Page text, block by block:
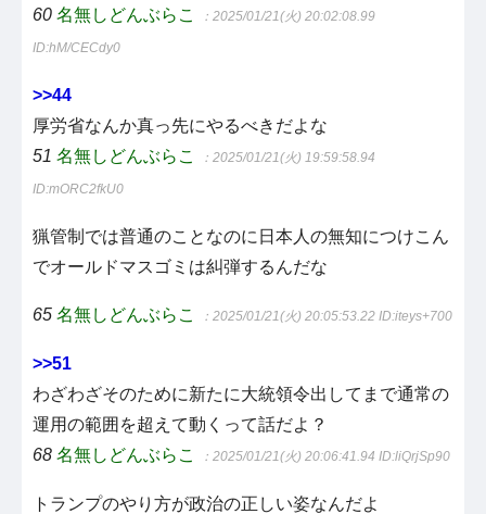
60 名無しどんぶらこ ：2025/01/21(火) 20:02:08.99
ID:hM/CECdy0
>>44
厚労省なんか真っ先にやるべきだよな
51 名無しどんぶらこ ：2025/01/21(火) 19:59:58.94
ID:mORC2fkU0
猟管制では普通のことなのに日本人の無知につけこん
でオールドマスゴミは糾弾するんだな
65 名無しどんぶらこ ：2025/01/21(火) 20:05:53.22 ID:iteys+700
>>51
わざわざそのために新たに大統領令出してまで通常の
運用の範囲を超えて動くって話だよ？
68 名無しどんぶらこ ：2025/01/21(火) 20:06:41.94 ID:liQrjSp90
トランプのやり方が政治の正しい姿なんだよ